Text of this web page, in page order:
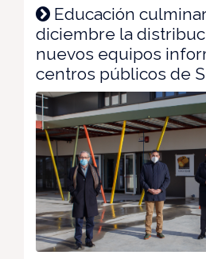
Educación
diciembre la
nuevos equipos
centros públicos de